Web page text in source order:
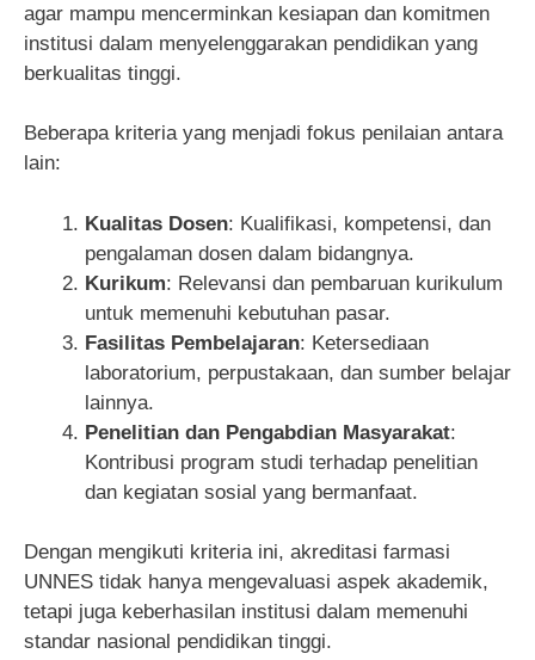
agar mampu mencerminkan kesiapan dan komitmen
institusi dalam menyelenggarakan pendidikan yang
berkualitas tinggi.
Beberapa kriteria yang menjadi fokus penilaian antara
lain:
Kualitas Dosen: Kualifikasi, kompetensi, dan
pengalaman dosen dalam bidangnya.
Kurikum: Relevansi dan pembaruan kurikulum
untuk memenuhi kebutuhan pasar.
Fasilitas Pembelajaran: Ketersediaan
laboratorium, perpustakaan, dan sumber belajar
lainnya.
Penelitian dan Pengabdian Masyarakat:
Kontribusi program studi terhadap penelitian
dan kegiatan sosial yang bermanfaat.
Dengan mengikuti kriteria ini, akreditasi farmasi
UNNES tidak hanya mengevaluasi aspek akademik,
tetapi juga keberhasilan institusi dalam memenuhi
standar nasional pendidikan tinggi.